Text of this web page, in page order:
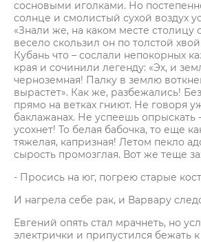
сосновыми иголками. Но
солнце и смолистый сухой воздух
«Знали же, на каком месте столицу
весело скользил он по толстой
Кубань что – сослали непокорных
края и сочинили легенду: «Эх, и
черноземная! Палку в землю
вырастет». Как же, разбежались!
прямо на ветках гниют. Не говоря
баклажанах. Не успеешь опрыскать
усохнет! То белая бабочка, то еще
тяжелая, капризная! Летом пекло
сырость промозглая. Вот же теще
- Просись на юг, погрею старые
И нагрела себе рак, и Варвару
Евгений опять стал мрачнеть, но
электрички и припустился бежать